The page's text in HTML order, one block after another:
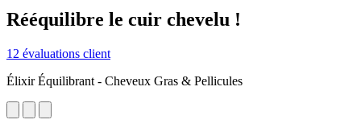
Rééquilibre le cuir chevelu !
12 évaluations client
Élixir Équilibrant - Cheveux Gras & Pellicules